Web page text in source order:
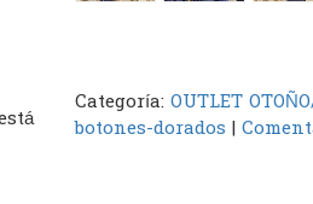
Categoría: OUTLET
botones-dorados |